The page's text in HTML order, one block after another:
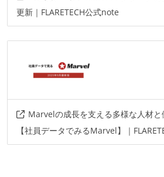
更新｜FLARETECH公式note
Marvelの成長を支える多様な人材と
【社員データでみるMarvel】｜